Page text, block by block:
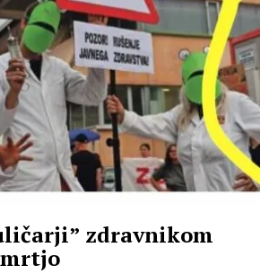
zdravnikom